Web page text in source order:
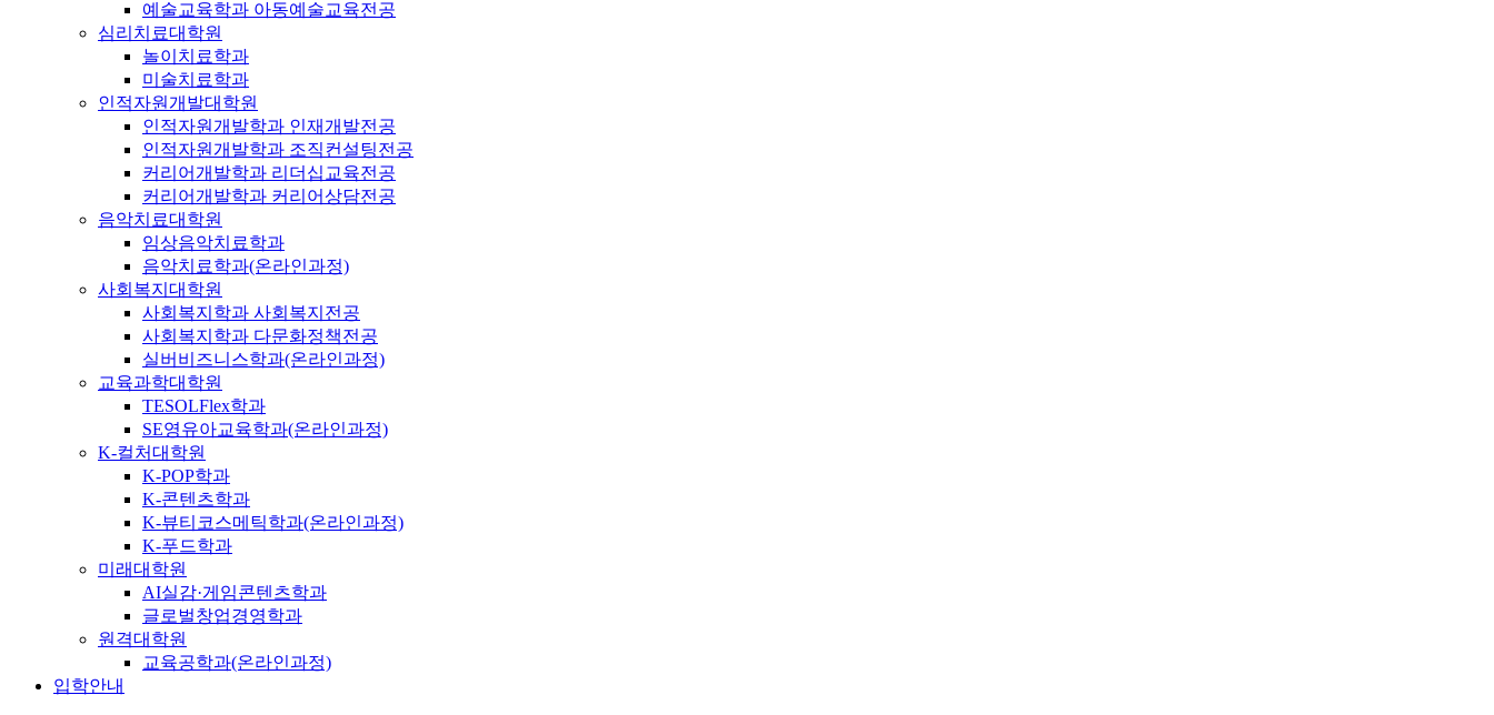
예술교육학과 아동예술교육전공
심리치료대학원
놀이치료학과
미술치료학과
인적자원개발대학원
인적자원개발학과 인재개발전공
인적자원개발학과 조직컨설팅전공
커리어개발학과 리더십교육전공
커리어개발학과 커리어상담전공
음악치료대학원
임상음악치료학과
음악치료학과(온라인과정)
사회복지대학원
사회복지학과 사회복지전공
사회복지학과 다문화정책전공
실버비즈니스학과(온라인과정)
교육과학대학원
TESOLFlex학과
SE영유아교육학과(온라인과정)
K-컬처대학원
K-POP학과
K-콘텐츠학과
K-뷰티코스메틱학과(온라인과정)
K-푸드학과
미래대학원
AI실감·게임콘텐츠학과
글로벌창업경영학과
원격대학원
교육공학과(온라인과정)
입학안내